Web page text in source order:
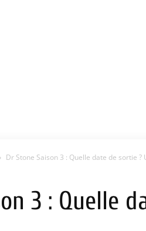
Dr Stone Saison 3 : Quelle date de sortie ?
3 : Quelle